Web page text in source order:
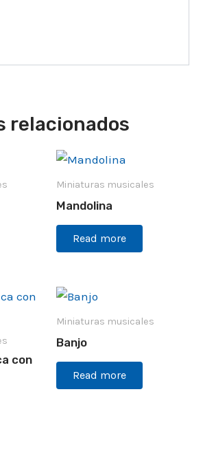
relacionados
Miniaturas musicales
Mandolina
Read more
con
Miniaturas musicales
Banjo
Read more